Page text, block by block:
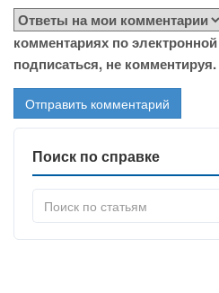
комментариях по
подписаться, не комментируя.
Поиск по справке